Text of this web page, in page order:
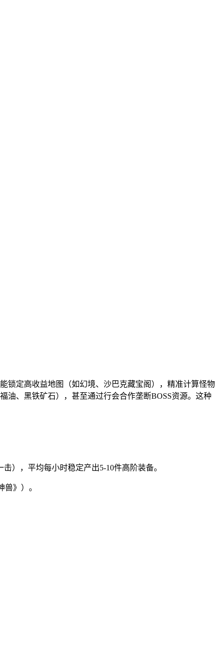
锁定高收益地图（如幻境、沙巴克藏宝阁），精准计算怪物
油、黑铁矿石），甚至通过行会合作垄断BOSS资源。这种
），平均每小时稳定产出5-10件高阶装备。
》）。